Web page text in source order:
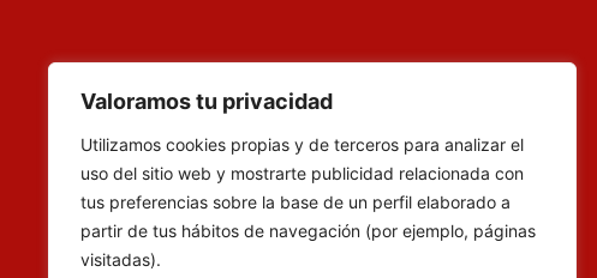
Valoramos tu privacidad
Utilizamos cookies propias y de terceros para analizar el
uso del sitio web y mostrarte publicidad relacionada con
tus preferencias sobre la base de un perfil elaborado a
partir de tus hábitos de navegación (por ejemplo, páginas
visitadas).